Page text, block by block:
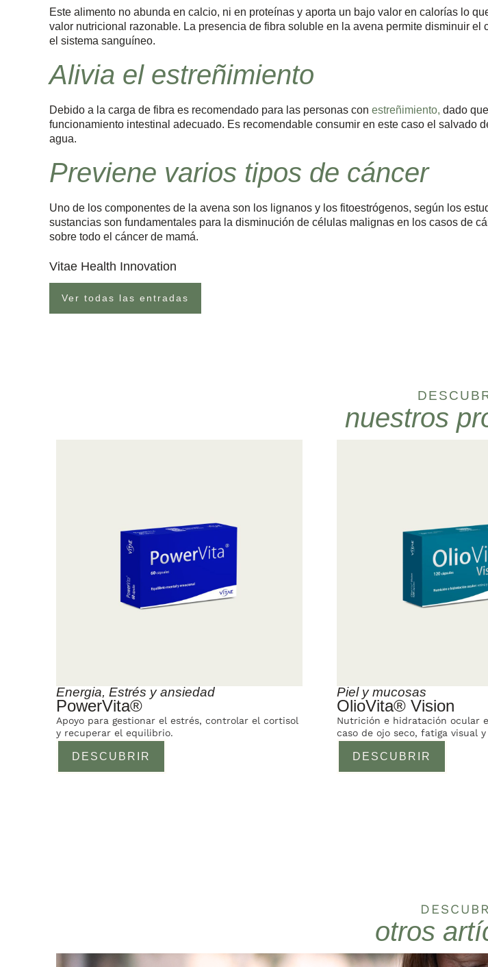
Este alimento no abunda en calcio, ni en proteínas y aporta un bajo valor en calorías lo
valor nutricional razonable. La presencia de fibra soluble en la avena permite disminuir el
el sistema sanguíneo.
Alivia el estreñimiento
Debido a la carga de fibra es recomendado para las personas con estreñimiento, dado
funcionamiento intestinal adecuado. Es recomendable consumir en este caso el salvado
agua.
Previene varios tipos de cáncer
Uno de los componentes de la avena son los lignanos y los fitoestrógenos, según los
sustancias son fundamentales para la disminución de células malignas en los casos de
sobre todo el cáncer de mamá.
Vitae Health Innovation
Ver todas las entradas
nuestros
Energia, Estrés y ansiedad
PowerVita®
DESCUBRIR
Apoyo para gestionar el estrés, controlar el cortisol
y recuperar el equilibrio.
Piel y mucosas
OlioVita® Vision
DESCUBRIR
Nutrición e hidratación ocular
caso de ojo seco, fatiga visual y
otros